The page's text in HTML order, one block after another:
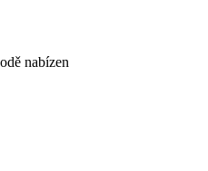
nabízen